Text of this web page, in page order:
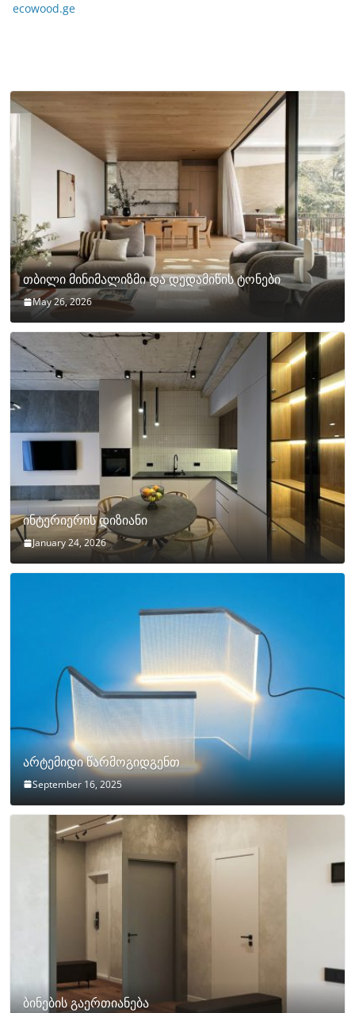
ecowood.ge
თბილი მინიმალიზმი და დედამიწის ტონები
May 26, 2026
ინტერიერის დიზიანი
January 24, 2026
არტემიდი წარმოგიდგენთ
September 16, 2025
ბინების გაერთიანება